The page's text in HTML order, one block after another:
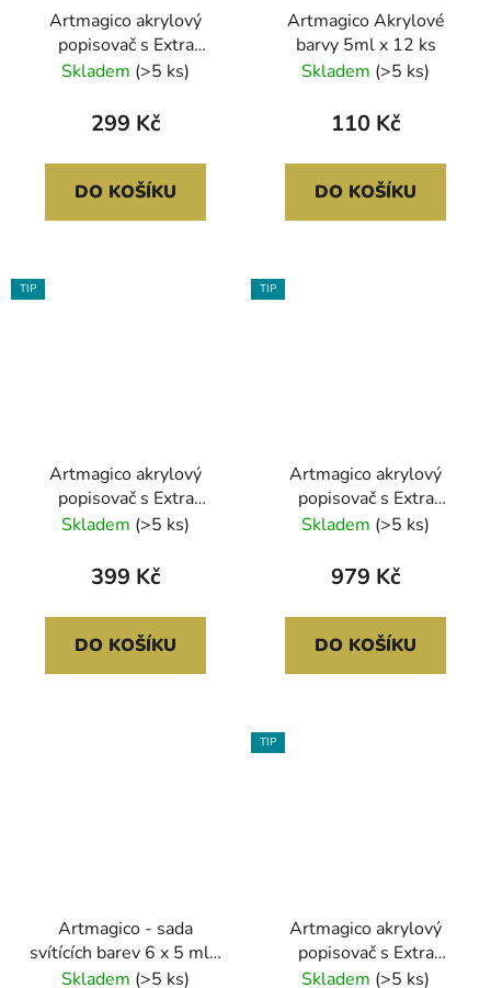
Artmagico akrylový
popisovač s Extra
jemným hrotem (0,7
Skladem (>5 ks)
299 Kč
DO KOŠÍKU
Artmagico Akrylové
barvy 5ml x 12 ks
Skladem (>5 ks)
110 Kč
DO KOŠÍKU
TIP
Artmagico akrylový
popisovač s Extra
jemným hrotem (0,7
Skladem (>5 ks)
399 Kč
DO KOŠÍKU
TIP
Artmagico akrylový
popisovač s Extra
jemným hrotem (0,7
Skladem (>5 ks)
979 Kč
DO KOŠÍKU
Artmagico - sada
svítících barev 6 x 5 ml -
neonové odstíny
Skladem (>5 ks)
TIP
Artmagico akrylový
popisovač s Extra
jemným hrotem
Skladem (>5 ks)